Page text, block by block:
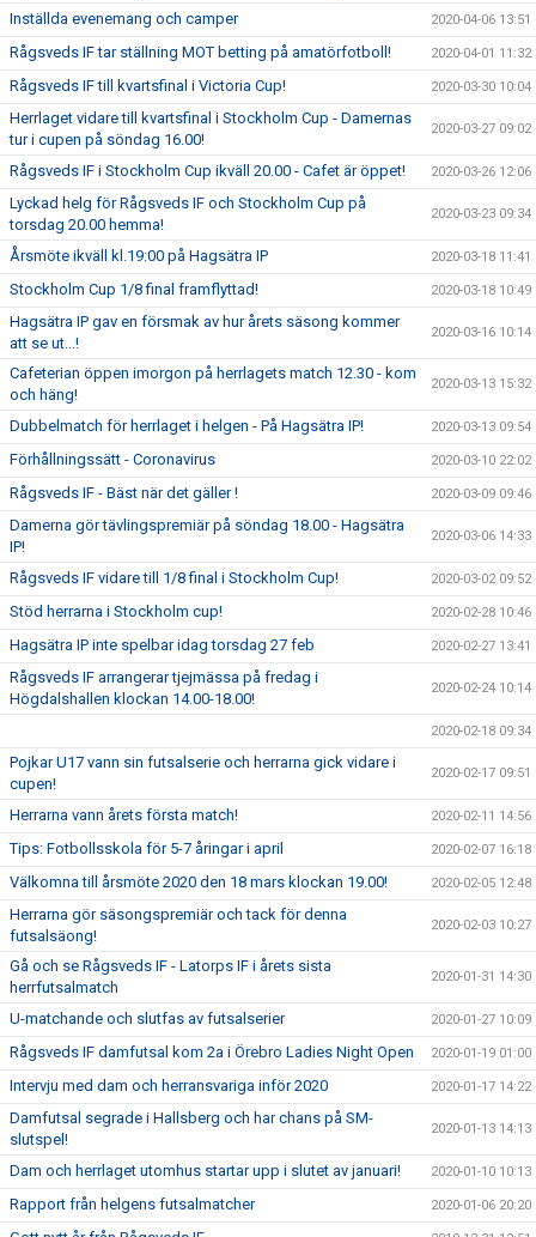
Inställda evenemang och camper 2020-04-06 13:51
Rågsveds IF tar ställning MOT betting på amatörfotboll! 2020-04-01 11:32
Rågsveds IF till kvartsfinal i Victoria Cup! 2020-03-30 10:04
Herrlaget vidare till kvartsfinal i Stockholm Cup - Damernas
tur i cupen på söndag 16.00!
2020-03-27 09:02
Rågsveds IF i Stockholm Cup ikväll 20.00 - Cafet är öppet! 2020-03-26 12:06
Lyckad helg för Rågsveds IF och Stockholm Cup på
torsdag 20.00 hemma!
2020-03-23 09:34
Årsmöte ikväll kl.19:00 på Hagsätra IP 2020-03-18 11:41
Stockholm Cup 1/8 final framflyttad! 2020-03-18 10:49
Hagsätra IP gav en försmak av hur årets säsong kommer
att se ut...!
2020-03-16 10:14
Cafeterian öppen imorgon på herrlagets match 12.30 - kom
och häng!
2020-03-13 15:32
Dubbelmatch för herrlaget i helgen - På Hagsätra IP! 2020-03-13 09:54
Förhållningssätt - Coronavirus 2020-03-10 22:02
Rågsveds IF - Bäst när det gäller ! 2020-03-09 09:46
Damerna gör tävlingspremiär på söndag 18.00 - Hagsätra
IP!
2020-03-06 14:33
Rågsveds IF vidare till 1/8 final i Stockholm Cup! 2020-03-02 09:52
Stöd herrarna i Stockholm cup! 2020-02-28 10:46
Hagsätra IP inte spelbar idag torsdag 27 feb 2020-02-27 13:41
Rågsveds IF arrangerar tjejmässa på fredag i
Högdalshallen klockan 14.00-18.00!
2020-02-24 10:14
2020-02-18 09:34
Pojkar U17 vann sin futsalserie och herrarna gick vidare i
cupen!
2020-02-17 09:51
Herrarna vann årets första match! 2020-02-11 14:56
Tips: Fotbollsskola för 5-7 åringar i april 2020-02-07 16:18
Välkomna till årsmöte 2020 den 18 mars klockan 19.00! 2020-02-05 12:48
Herrarna gör säsongspremiär och tack för denna
futsalsäong!
2020-02-03 10:27
Gå och se Rågsveds IF - Latorps IF i årets sista
herrfutsalmatch
2020-01-31 14:30
U-matchande och slutfas av futsalserier 2020-01-27 10:09
Rågsveds IF damfutsal kom 2a i Örebro Ladies Night Open 2020-01-19 01:00
Intervju med dam och herransvariga inför 2020 2020-01-17 14:22
Damfutsal segrade i Hallsberg och har chans på SM-
slutspel!
2020-01-13 14:13
Dam och herrlaget utomhus startar upp i slutet av januari! 2020-01-10 10:13
Rapport från helgens futsalmatcher 2020-01-06 20:20